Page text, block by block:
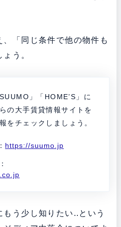
「同じ条件で他の物件も
う。
」「HOME’S」に
の大手賃貸情報サイトを
をチェックしましょう。
https://suumo.jp
う少し知りたい..という